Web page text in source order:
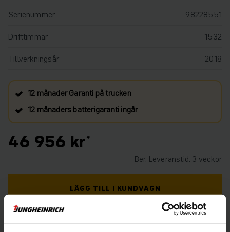
Serienummer
98228551
Drifttimmar
1532
Tillverkningsår
2018
12 månader Garanti på trucken
12 månaders batterigaranti ingår
46 956 kr
Ber. Leveranstid: 3 veckor
LÄGG TILL I KUNDVAGN
BEHÖVER DU HJÄLP? KONTAKTA OSS. KLICKA